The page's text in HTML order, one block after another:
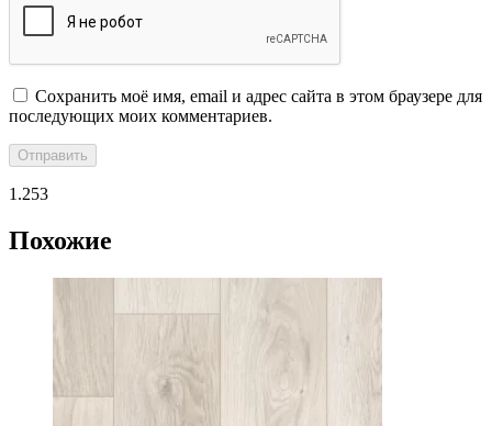
Сохранить моё имя, email и адрес сайта в этом браузере для
последующих моих комментариев.
1.253
Похожие